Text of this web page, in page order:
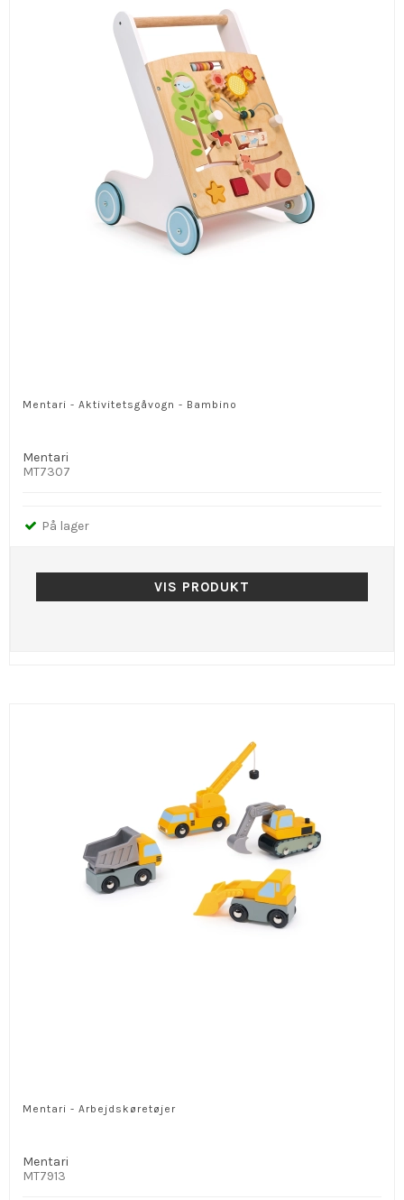
Mentari - Aktivitetsgåvogn - Bambino
Mentari
MT7307
På lager
VIS PRODUKT
Mentari - Arbejdskøretøjer
Mentari
MT7913